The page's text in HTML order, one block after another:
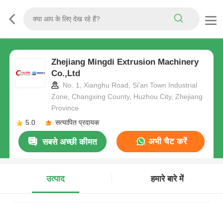
Zhejiang Mingdi Extrusion Machinery
Co.,Ltd
No. 1, Xianghu Road, Si'an Town Industrial
Zone, Changxing County, Huzhou City, Zhejiang
Province
5.0
सत्यापित प्रदायक
सबसे अच्छी कीमत अभी चैट करें
उत्पाद हमारे बारे में